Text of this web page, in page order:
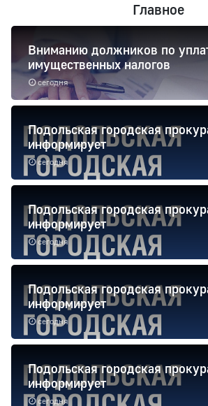
Главное
сегодня
Вниманию должников по
имущественных налогов
сегодня
Подольская городская
информирует
сегодня
Подольская городская
информирует
сегодня
Подольская городская
информирует
сегодня
Подольская городская
информирует